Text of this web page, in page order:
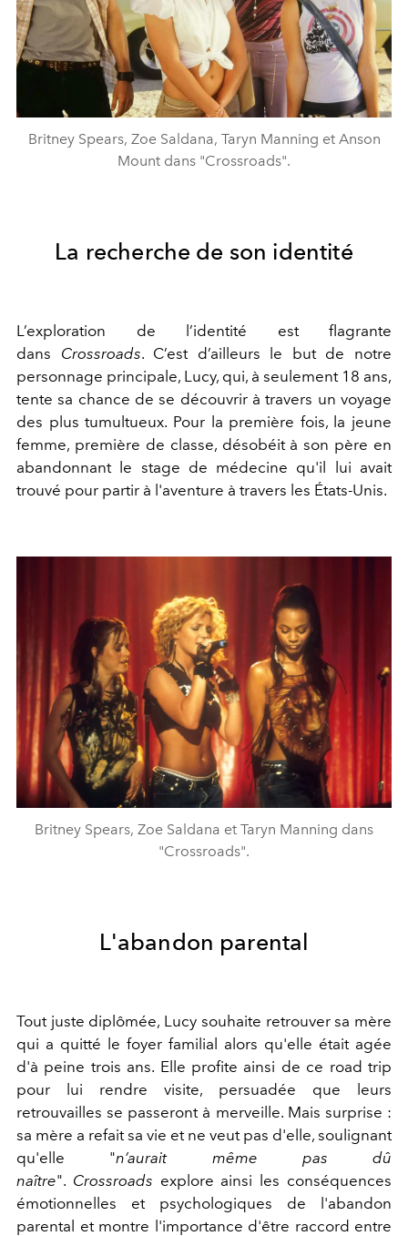
Britney Spears, Zoe Saldana, Taryn Manning et Anson
Mount dans "Crossroads".
La recherche de son identité
L’exploration de l’identité est flagrante
dans Crossroads. C’est d’ailleurs le but de notre
personnage principale, Lucy, qui, à seulement 18 ans,
tente sa chance de se découvrir à travers un voyage
des plus tumultueux. Pour la première fois, la jeune
femme, première de classe, désobéit à son père en
abandonnant le stage de médecine qu'il lui avait
trouvé pour partir à l'aventure à travers les États-Unis.
Britney Spears, Zoe Saldana et Taryn Manning dans
"Crossroads".
L'abandon parental
Tout juste diplômée, Lucy souhaite retrouver sa mère
qui a quitté le foyer familial alors qu'elle était agée
d'à peine trois ans. Elle profite ainsi de ce road trip
pour lui rendre visite, persuadée que leurs
retrouvailles se passeront à merveille. Mais surprise :
sa mère a refait sa vie et ne veut pas d'elle, soulignant
qu'elle "n’aurait même pas dû
naître". Crossroads explore ainsi les conséquences
émotionnelles et psychologiques de l'abandon
parental et montre l'importance d'être raccord entre